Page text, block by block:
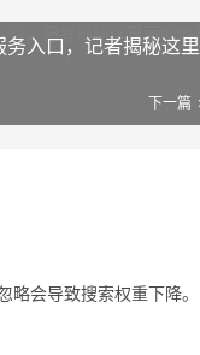
务入口，记者揭秘这里
下一篇
会导致搜索权重下降。